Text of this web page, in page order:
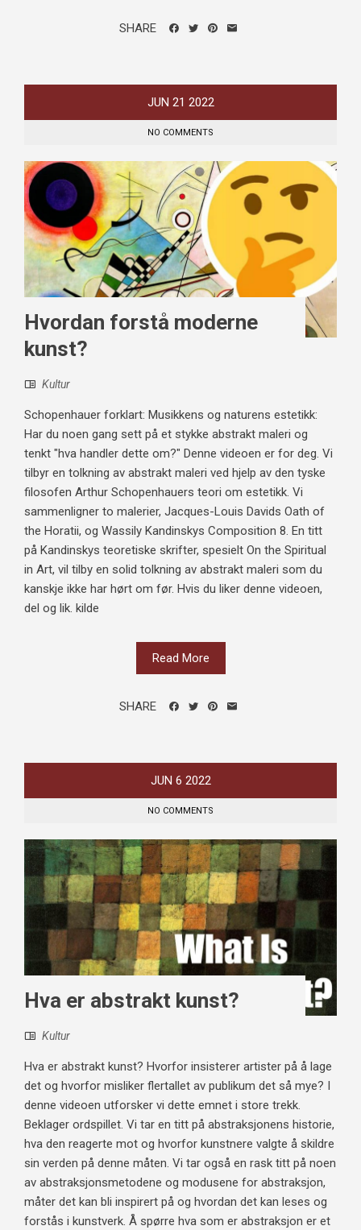
SHARE
JUN 21 2022
NO COMMENTS
Hvordan forstå moderne
kunst?
Kultur
Schopenhauer forklart: Musikkens og naturens estetikk:
Har du noen gang sett på et stykke abstrakt maleri og
tenkt "hva handler dette om?" Denne videoen er for deg. Vi
tilbyr en tolkning av abstrakt maleri ved hjelp av den tyske
filosofen Arthur Schopenhauers teori om estetikk. Vi
sammenligner to malerier, Jacques-Louis Davids Oath of
the Horatii, og Wassily Kandinskys Composition 8. En titt
på Kandinskys teoretiske skrifter, spesielt On the Spiritual
in Art, vil tilby en solid tolkning av abstrakt maleri som du
kanskje ikke har hørt om før. Hvis du liker denne videoen,
del og lik. kilde
Read More
SHARE
JUN 6 2022
NO COMMENTS
Hva er abstrakt kunst?
Kultur
Hva er abstrakt kunst? Hvorfor insisterer artister på å lage
det og hvorfor misliker flertallet av publikum det så mye? I
denne videoen utforsker vi dette emnet i store trekk.
Beklager ordspillet. Vi tar en titt på abstraksjonens historie,
hva den reagerte mot og hvorfor kunstnere valgte å skildre
sin verden på denne måten. Vi tar også en rask titt på noen
av abstraksjonsmetodene og modusene for abstraksjon,
måter det kan bli inspirert på og hvordan det kan leses og
forstås i kunstverk. Å spørre hva som er abstraksjon er et